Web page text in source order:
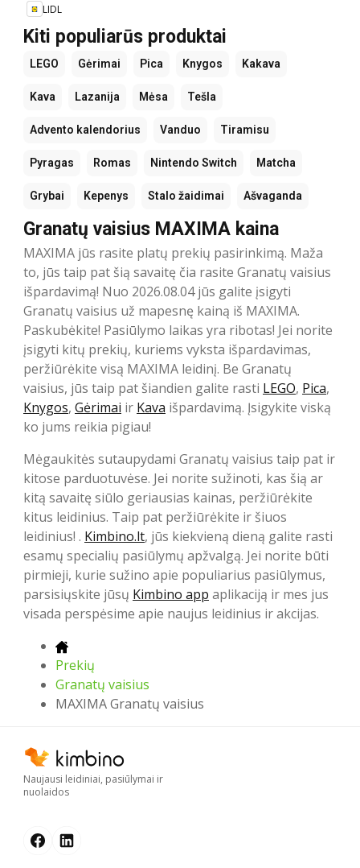
LIDL
Kiti populiarūs produktai
LEGO Gėrimai Pica Knygos Kakava
Kava Lazanija Mėsa Tešla
Advento kalendorius Vanduo Tiramisu
Pyragas Romas Nintendo Switch Matcha
Grybai Kepenys Stalo žaidimai Ašvaganda
Granatų vaisius MAXIMA kaina
MAXIMA jūs rasite platų prekių pasirinkimą. Maža
to, jūs taip pat šią savaitę čia rasite Granatų vaisius
išpardavimą! Nuo 2026.08.04 jūs galite įsigyti
Granatų vaisius už mapesnę kainą iš MAXIMA.
Paskubėkite! Pasiūlymo laikas yra ribotas! Jei norite
įsigyti kitų prekių, kuriems vyksta išpardavimas,
peržiūrėkite visą MAXIMA leidinį. Be Granatų
vaisius, jūs taip pat šiandien galite rasti LEGO, Pica,
Knygos, Gėrimai ir Kava išpardavimą. Įsigykite viską
ko jums reikia pigiau!
Mėgaukitės sutaupydami Granatų vaisius taip pat ir
kitose parduotuvėse. Jei norite sužinoti, kas šią ar
kitą savaitę siūlo geriausias kainas, peržiūrėkite
kitus leidinius. Taip pat peržiūrėkite ir šiuos
leidinius! . Kimbino.lt, jūs kiekvieną dieną galite rasti
esamų specialių pasiūlymų apžvalgą. Jei norite būti
pirmieji, kurie sužino apie populiarius pasiūlymus,
parsisiųskite jūsų Kimbino app aplikaciją ir mes jus
visada perspėsime apie naujus leidinius ir akcijas.
Prekių
Granatų vaisius
MAXIMA Granatų vaisius
Naujausi leidiniai, pasiūlymai ir
nuolaidos